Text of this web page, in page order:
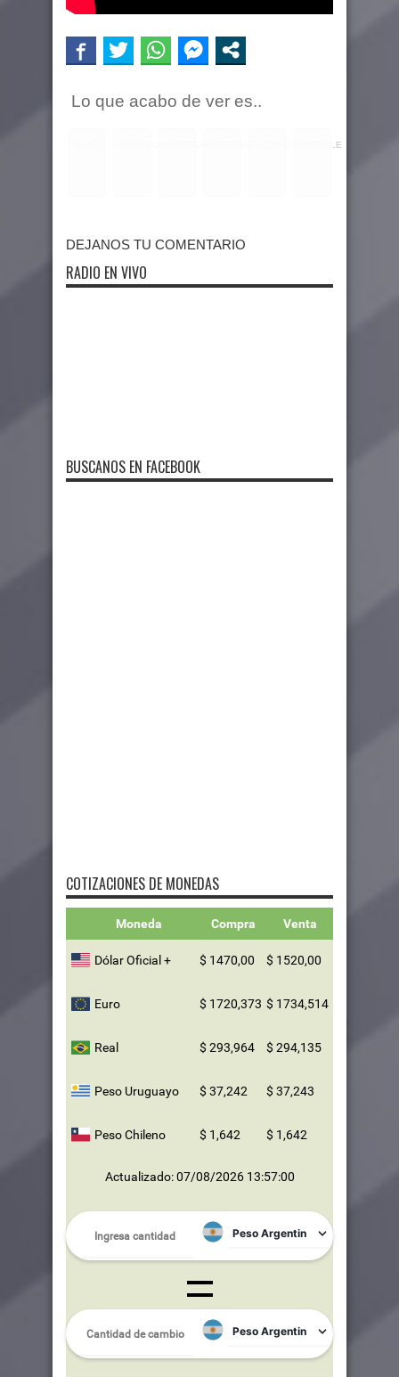
Lo que acabo de ver es..
INCREIBLE
DEJANOS TU COMENTARIO
RADIO EN VIVO
BUSCANOS EN FACEBOOK
COTIZACIONES DE MONEDAS
Moneda Compra Venta
Dólar Oficial + $ 1470,00 $ 1520,00
Euro $ 1720,373 $ 1734,514
Real $ 293,964 $ 294,135
Peso Uruguayo $ 37,242 $ 37,243
Peso Chileno $ 1,642 $ 1,642
Actualizado: 07/08/2026 13:57:00